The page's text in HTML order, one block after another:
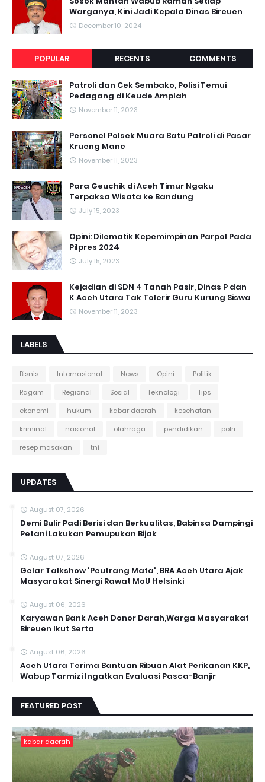
Warganya, Kini Jadi Kepala Dinas Bireuen
December 10, 2024
POPULAR RECENTS COMMENTS
Patroli dan Cek Sembako, Polisi Temui
Pedagang di Keude Amplah
November 11, 2023
Personel Polsek Muara Batu Patroli di Pasar
Krueng Mane
November 11, 2023
Para Geuchik di Aceh Timur Ngaku
Terpaksa Wisata ke Bandung
July 15, 2023
Opini: Dilematik Kepemimpinan Parpol Pada
Pilpres 2024
July 15, 2023
Kejadian di SDN 4 Tanah Pasir, Dinas P dan
K Aceh Utara Tak Tolerir Guru Kurung Siswa
November 11, 2023
LABELS
Bisnis Internasional News Opini
Politik
Ragam
Regional Sosial Teknologi
Tips
ekonomi
hukum kabar daerah
kesehatan
kriminal
nasional olahraga pendidikan
polri
resep masakan
tni
UPDATES
August 07, 2026
Demi Bulir Padi Berisi dan Berkualitas, Babinsa Dampingi
Petani Lakukan Pemupukan Bijak
August 07, 2026
Gelar Talkshow 'Peutrang Mata', BRA Aceh Utara Ajak
Masyarakat Sinergi Rawat MoU Helsinki
August 06, 2026
Karyawan Bank Aceh Donor Darah,Warga Masyarakat
Bireuen Ikut Serta
August 06, 2026
Aceh Utara Terima Bantuan Ribuan Alat Perikanan KKP,
Wabup Tarmizi Ingatkan Evaluasi Pasca-Banjir
FEATURED POST
kabar daerah